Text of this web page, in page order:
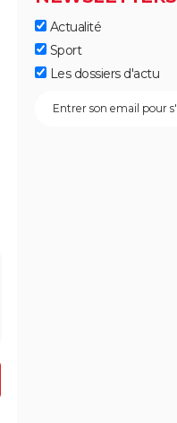
Actualité
Sport
Les dossiers d'actu